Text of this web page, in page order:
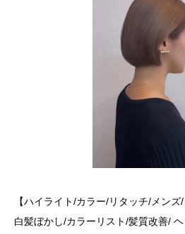
【ハイライト/カラー/リタッチ/メン
白髪ぼかし/カラーリスト/髪質改善/